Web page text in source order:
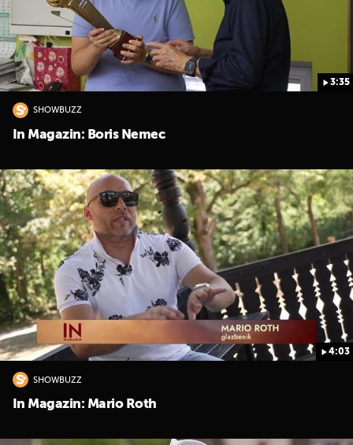
3:35
SHOWBUZZ
In Magazin: Boris Nemec
4:03
SHOWBUZZ
In Magazin: Mario Roth